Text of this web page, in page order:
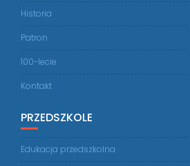
Historia
Patron
100-lecie
Kontakt
PRZEDSZKOLE
Edukacja przedszkolna